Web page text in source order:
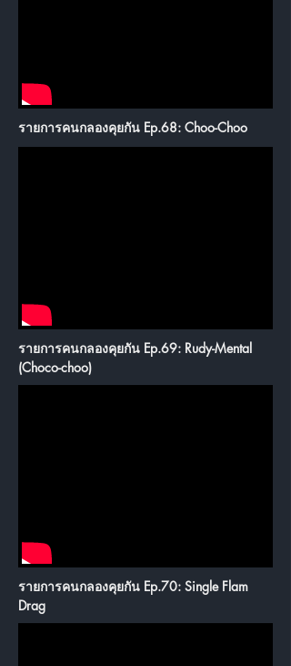
รายการคนกลองคุยกัน Ep.68: Choo-Choo
รายการคนกลองคุยกัน Ep.69: Rudy-Mental
(Choco-choo)
รายการคนกลองคุยกัน Ep.70: Single Flam
Drag